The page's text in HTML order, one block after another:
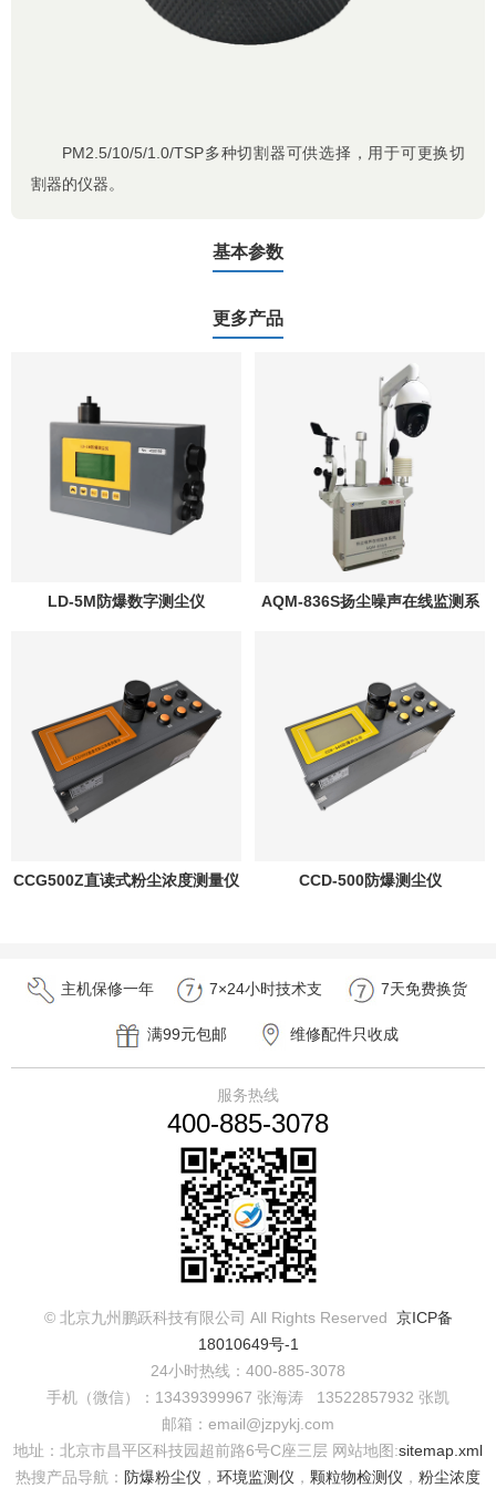
PM2.5/10/5/1.0/TSP多种切割器可供选择，用于可更换切
割器的仪器。
基本参数
更多产品
LD-5M防爆数字测尘仪 AQM-836S扬尘噪声在线监测系
CCG500Z直读式粉尘浓度测量仪 CCD-500防爆测尘仪
主机保修一年 7×24小时技术支 7天免费换货
满99元包邮 维修配件只收成
服务热线
400-885-3078
© 北京九州鹏跃科技有限公司 All Rights Reserved 京ICP备
18010649号-1
24小时热线：400-885-3078
手机（微信）：13439399967 张海涛 13522857932 张凯
邮箱：email@jzpykj.com
地址：北京市昌平区科技园超前路6号C座三层 网站地图:sitemap.xml
热搜产品导航： 防爆粉尘仪 ， 环境监测仪 ， 颗粒物检测仪 ， 粉尘浓度